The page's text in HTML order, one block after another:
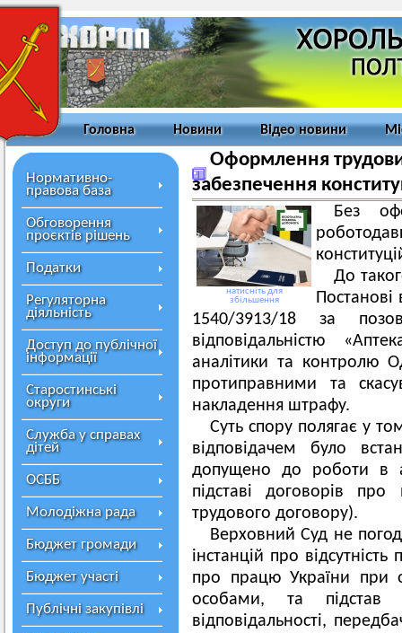
Головна Новини Відео новини
Нормативно-
правова база
Обговорення
проєктів рішень
Податки
Регуляторна
діяльність
Доступ до публічної
інформації
Старостинські
округи
Служба у справах
дітей
ОСББ
Молодіжна рада
Бюджет громади
Бюджет участі
Публічні закупівлі
Оформлення
забезпечення
натисніть для
збільшення
Без
До
1540/3913/18 за
відповідальністю
аналітики та контролю
протиправними та
накладення штрафу.
Суть спору полягає у
відповідачем було
допущено до роботи в
підставі договорів
трудового договору).
Верховний Суд не
інстанцій про
про працю України при
особами, та підстав
відповідальності,